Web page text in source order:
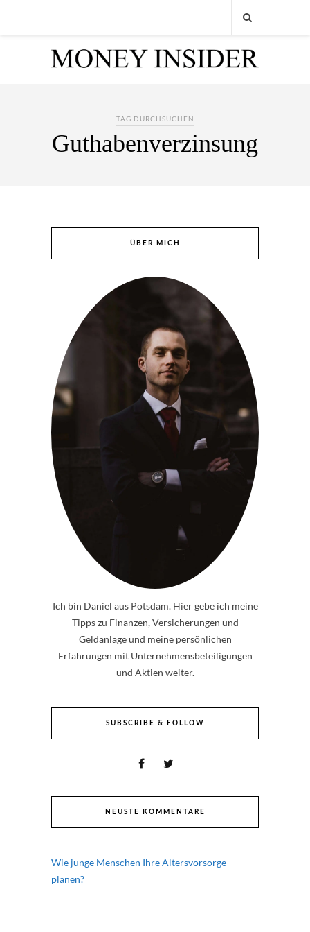
TAG DURCHSUCHEN
Guthabenverzinsung
ÜBER MICH
Ich bin Daniel aus Potsdam. Hier gebe ich meine
Tipps zu Finanzen, Versicherungen und
Geldanlage und meine persönlichen
Erfahrungen mit Unternehmensbeteiligungen
und Aktien weiter.
SUBSCRIBE & FOLLOW
NEUSTE KOMMENTARE
Wie junge Menschen Ihre Altersvorsorge
planen?